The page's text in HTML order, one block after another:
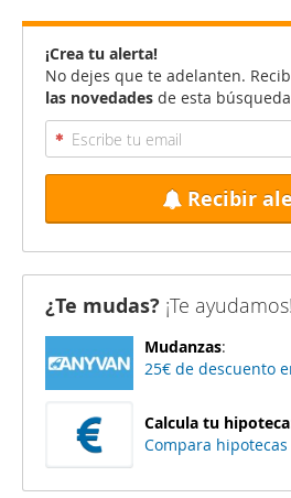
¡Crea tu alerta!
No dejes que te adelanten.
las novedades de esta
Recibir
¿Te mudas? ¡Te ayudamos!
Mudanzas:
25€ de descuento
Calcula tu hipoteca
Compara hipotecas